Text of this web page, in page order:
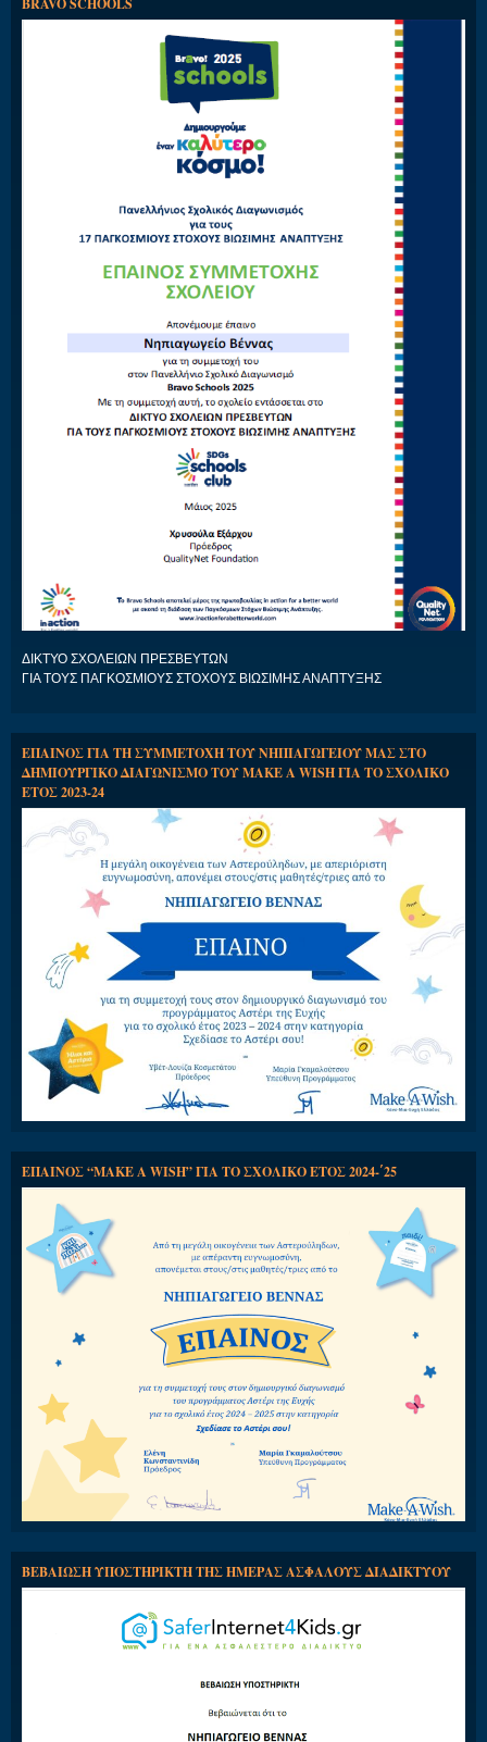
BRAVO SCHOOLS
ΔΙΚΤΥΟ ΣΧΟΛΕΙΩΝ ΠΡΕΣΒΕΥΤΩΝ
ΓΙΑ ΤΟΥΣ ΠΑΓΚΟΣΜΙΟΥΣ ΣΤΟΧΟΥΣ ΒΙΩΣΙΜΗΣ ΑΝΑΠΤΥΞΗΣ
ΕΠΑΙΝΟΣ ΓΙΑ ΤΗ ΣΥΜΜΕΤΟΧΗ ΤΟΥ ΝΗΠΙΑΓΩΓΕΙΟΥ ΜΑΣ ΣΤΟ
ΔΗΜΙΟΥΡΓΙΚΟ ΔΙΑΓΩΝΙΣΜΟ ΤΟΥ MAKE A WISH ΓΙΑ ΤΟ ΣΧΟΛΙΚΟ
ΕΤΟΣ 2023-24
ΕΠΑΙΝΟΣ “MAKE A WISH” ΓΙΑ ΤΟ ΣΧΟΛΙΚΟ ΕΤΟΣ 2024-΄25
ΒΕΒΑΙΩΣΗ ΥΠΟΣΤΗΡΙΚΤΗ ΤΗΣ ΗΜΕΡΑΣ ΑΣΦΑΛΟΥΣ ΔΙΑΔΙΚΤΥΟΥ